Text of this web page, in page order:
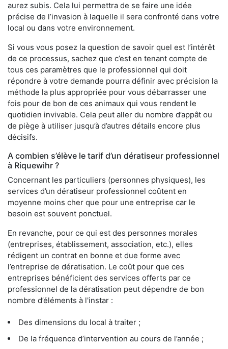
aurez subis. Cela lui permettra de se faire une idée
précise de l’invasion à laquelle il sera confronté dans votre
local ou dans votre environnement.
Si vous vous posez la question de savoir quel est l’intérêt
de ce processus, sachez que c’est en tenant compte de
tous ces paramètres que le professionnel qui doit
répondre à votre demande pourra définir avec précision la
méthode la plus appropriée pour vous débarrasser une
fois pour de bon de ces animaux qui vous rendent le
quotidien invivable. Cela peut aller du nombre d’appât ou
de piège à utiliser jusqu’à d’autres détails encore plus
décisifs.
A combien s’élève le tarif d’un dératiseur professionnel
à Riquewihr ?
Concernant les particuliers (personnes physiques), les
services d’un dératiseur professionnel coûtent en
moyenne moins cher que pour une entreprise car le
besoin est souvent ponctuel.
En revanche, pour ce qui est des personnes morales
(entreprises, établissement, association, etc.), elles
rédigent un contrat en bonne et due forme avec
l’entreprise de dératisation. Le coût pour que ces
entreprises bénéficient des services offerts par ce
professionnel de la dératisation peut dépendre de bon
nombre d’éléments à l'instar :
Des dimensions du local à traiter ;
De la fréquence d’intervention au cours de l’année ;